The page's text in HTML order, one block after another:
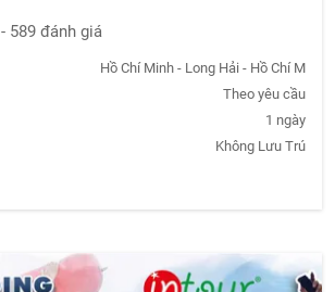
- 589 đánh giá
Hồ Chí Minh - Long Hải - Hồ Chí Minh
Theo yêu cầu
1 ngày
Không Lưu Trú